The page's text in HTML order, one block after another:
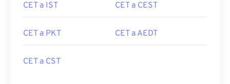
CET a IST CET a CEST
CET a PKT CET a AEDT
CET a CST